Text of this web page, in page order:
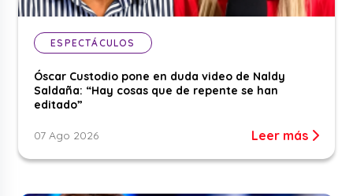
ESPECTÁCULOS
Óscar Custodio pone en duda video de Naldy
Saldaña: “Hay cosas que de repente se han
editado”
07 Ago 2026 Leer más